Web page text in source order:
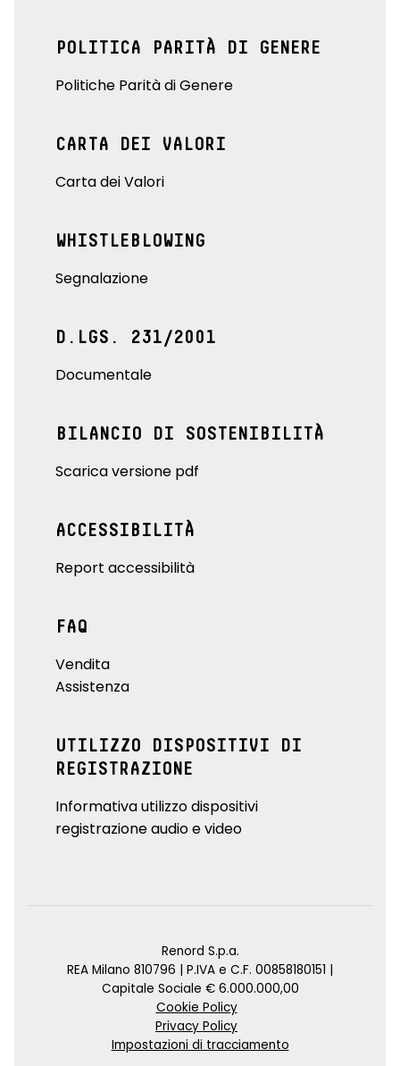
POLITICA PARITÀ DI GENERE
Politiche Parità di Genere
CARTA DEI VALORI
Carta dei Valori
WHISTLEBLOWING
Segnalazione
D.LGS. 231/2001
Documentale
BILANCIO DI SOSTENIBILITÀ
Scarica versione pdf
ACCESSIBILITÀ
Report accessibilità
FAQ
Vendita
Assistenza
UTILIZZO DISPOSITIVI DI
REGISTRAZIONE
Informativa utilizzo dispositivi
registrazione audio e video
Renord S.p.a.
REA Milano 810796 | P.IVA e C.F. 00858180151 |
Capitale Sociale € 6.000.000,00
Cookie Policy
Privacy Policy
Impostazioni di tracciamento